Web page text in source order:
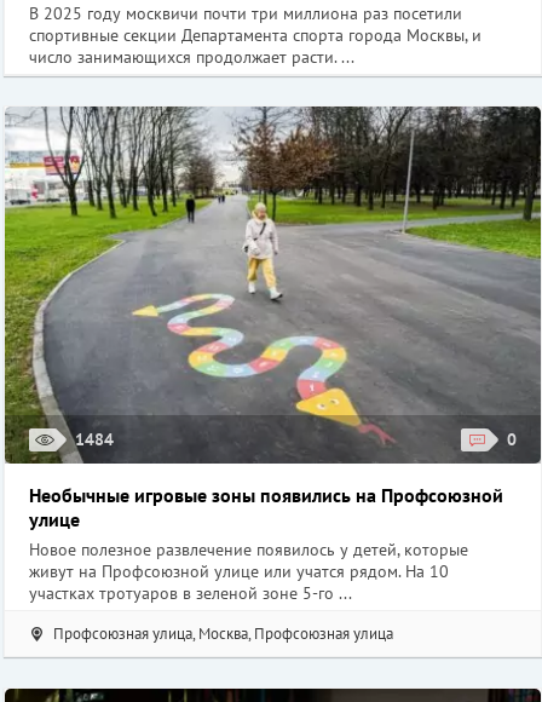
В 2025 году москвичи почти три миллиона раз посетили
спортивные секции Департамента спорта города Москвы, и
число занимающихся продолжает расти. ...
1484 0
Необычные игровые зоны появились на Профсоюзной
улице
Новое полезное развлечение появилось у детей, которые
живут на Профсоюзной улице или учатся рядом. На 10
участках тротуаров в зеленой зоне 5-го ...
Профсоюзная улица, Москва, Профсоюзная улица